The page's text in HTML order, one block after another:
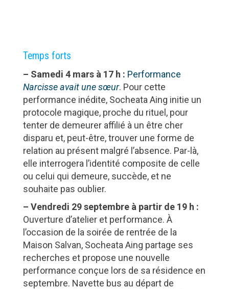
Temps forts
– Samedi 4 mars à 17 h : Performance
Narcisse avait une sœur. Pour cette
performance inédite, Socheata Aing initie un
protocole magique, proche du rituel, pour
tenter de demeurer affilié à un être cher
disparu et, peut-être, trouver une forme de
relation au présent malgré l’absence. Par-là,
elle interrogera l’identité composite de celle
ou celui qui demeure, succède, et ne
souhaite pas oublier.
– Vendredi 29 septembre à partir de 19 h :
Ouverture d’atelier et performance. À
l’occasion de la soirée de rentrée de la
Maison Salvan, Socheata Aing partage ses
recherches et propose une nouvelle
performance conçue lors de sa résidence en
septembre. Navette bus au départ de